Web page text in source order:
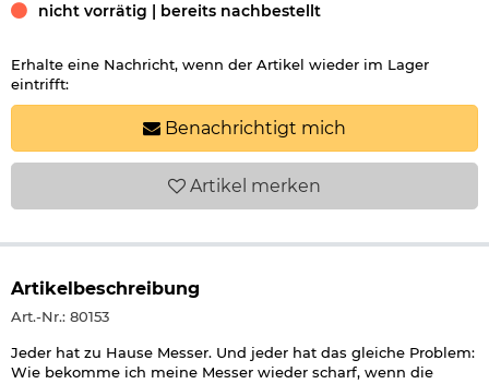
nicht vorrätig | bereits nachbestellt
Erhalte eine Nachricht, wenn der Artikel wieder im Lager
eintrifft:
Benachrichtigt mich
Artikel merken
Artikelbeschreibung
Art.-Nr.: 80153
Jeder hat zu Hause Messer. Und jeder hat das gleiche Problem:
Wie bekomme ich meine Messer wieder scharf, wenn die